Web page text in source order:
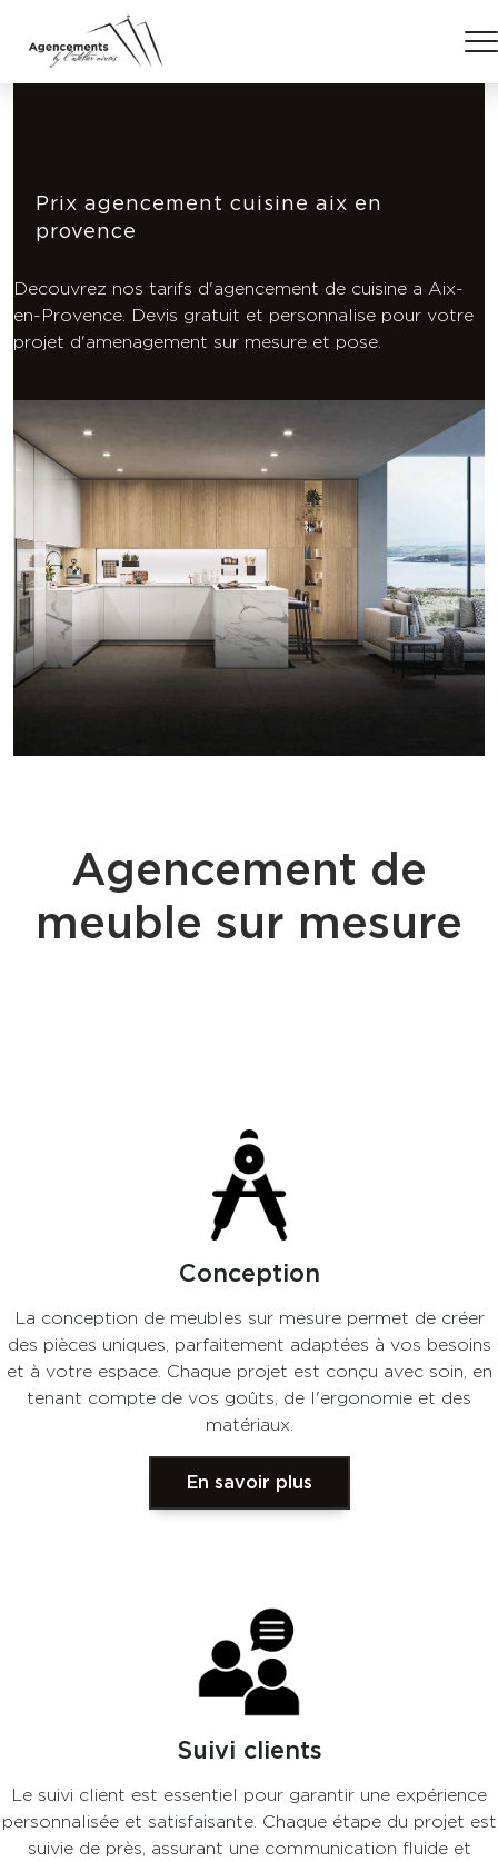
Prix agencement cuisine aix en
provence
Decouvrez nos tarifs d'agencement de cuisine a Aix-
en-Provence. Devis gratuit et personnalise pour votre
projet d'amenagement sur mesure et pose.
Agencement de
meuble sur mesure
Conception
La conception de meubles sur mesure permet de créer
des pièces uniques, parfaitement adaptées à vos besoins
et à votre espace. Chaque projet est conçu avec soin, en
tenant compte de vos goûts, de l'ergonomie et des
matériaux.
En savoir plus
Suivi clients
Le suivi client est essentiel pour garantir une expérience
personnalisée et satisfaisante. Chaque étape du projet est
suivie de près, assurant une communication fluide et